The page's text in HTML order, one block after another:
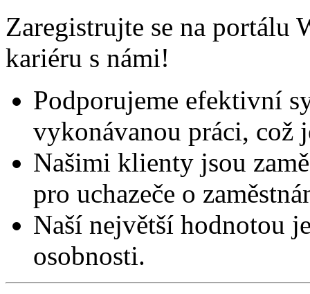
Zaregistrujte se na portálu
kariéru s námi!
Podporujeme efektivní
vykonávanou práci, což
Našimi klienty jsou
pro uchazeče o
Naší největší hodnotou
osobnosti.